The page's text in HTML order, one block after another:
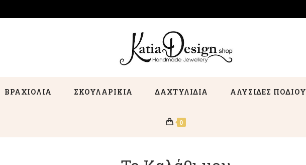
ΒΡΑΧΙΟΛΙΑ ΣΚΟΥΛΑΡΙΚΙΑ ΔΑΧΤΥΛΙΔΙΑ ΑΛΥΣΙΔΕΣ ΠΟΔΙΟΥ
0